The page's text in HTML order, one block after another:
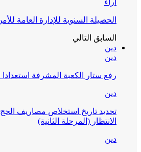
آراء
الحصيلة السنوية للإدارة العامة للأمن
السابق التالي
دين
دين
رفع ستار الكعبة المشرفة
دين
تحديد تاريخ استخلاص مصاريف
الانتظار (المرحلة الثانية)
دين